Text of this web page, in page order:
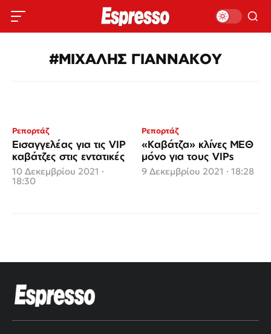
#ΜΙΧΑΛΗΣ ΓΙΑΝΝΑΚΟΥ
Ρεπορτάζ
Εισαγγελέας για τις VIP
καβάτζες στις εντατικές
10 Δεκεμβρίου 2021 ·
18:30
Ρεπορτάζ
«Καβάτζα» κλίνες ΜΕΘ
μόνο για τους VIPs
9 Δεκεμβρίου 2021 · 18:28